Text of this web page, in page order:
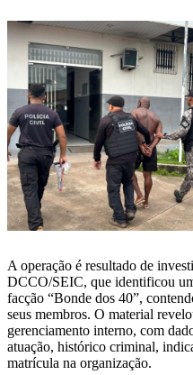
A operação é resultado de
DCCO/SEIC, que identificou
facção “Bonde dos 40”,
seus membros. O material
gerenciamento interno, com
atuação, histórico criminal,
matrícula na organização.